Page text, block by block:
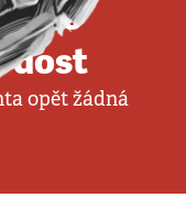
dost
opět žádná